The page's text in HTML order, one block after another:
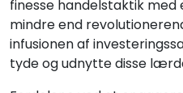
finesse handelstaktik
mindre end
infusionen af
tyde og udnytte disse